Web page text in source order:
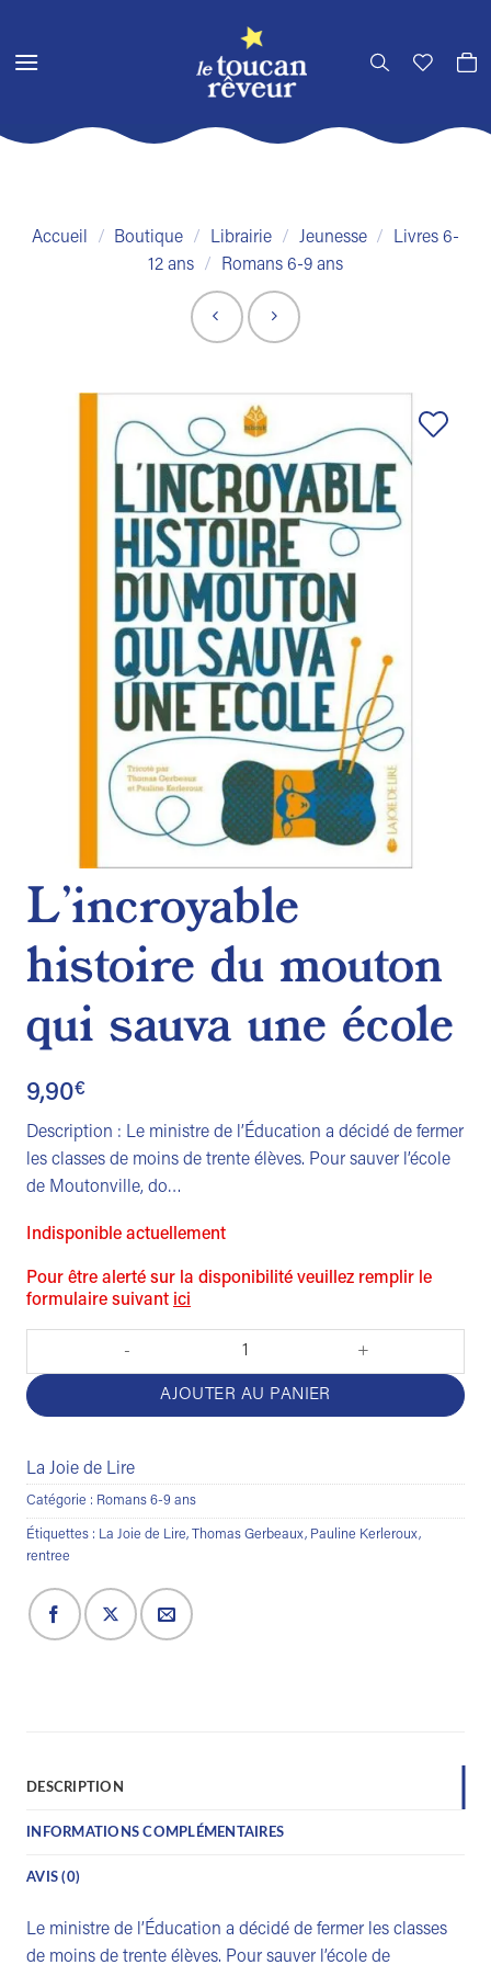
contenu
Accueil / Boutique / Librairie / Jeunesse /
Livres 6-
12 ans
/ Romans 6-9 ans
Ajouter
souhaits
L’incroyable
histoire du mouton
qui sauva une école
9,90€
Description : Le ministre de l’Éducation a décidé de fermer
les classes de moins de trente élèves. Pour sauver l’école
de Moutonville, do…
Indisponible actuellement
Pour être alerté sur la disponibilité veuillez remplir le
formulaire suivant ici
quantité de L'incroyable histoire du mouton qui sauva une école
AJOUTER AU PANIER
La Joie de Lire
Catégorie : Romans 6-9 ans
Étiquettes : La Joie de Lire, Thomas Gerbeaux, Pauline Kerleroux,
rentree
DESCRIPTION
INFORMATIONS COMPLÉMENTAIRES
AVIS (0)
Le ministre de l’Éducation a décidé de fermer les classes
de moins de trente élèves. Pour sauver l’école de